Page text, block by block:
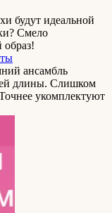
будут идеальной
Смело
ансамбль
длины. Слишком
укомплектуют